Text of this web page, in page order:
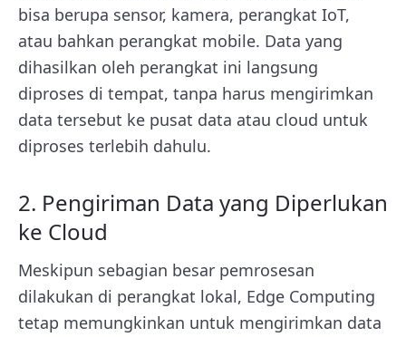
bisa berupa sensor, kamera, perangkat IoT,
atau bahkan perangkat mobile. Data yang
dihasilkan oleh perangkat ini langsung
diproses di tempat, tanpa harus mengirimkan
data tersebut ke pusat data atau cloud untuk
diproses terlebih dahulu.
2. Pengiriman Data yang Diperlukan
ke Cloud
Meskipun sebagian besar pemrosesan
dilakukan di perangkat lokal, Edge Computing
tetap memungkinkan untuk mengirimkan data